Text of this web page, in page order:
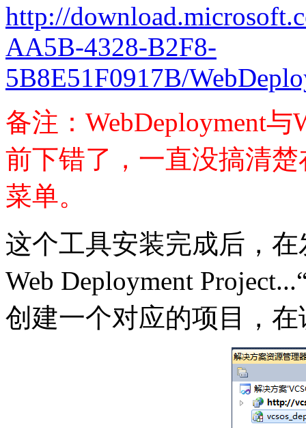
http://
AA5B-4328-B2F8-
5B8E51F0917B/
备注：WebDeployment
前下错了，一直没搞清
菜单。
这个工具安装完成后，
Web Deployment
创建一个对应的项目，